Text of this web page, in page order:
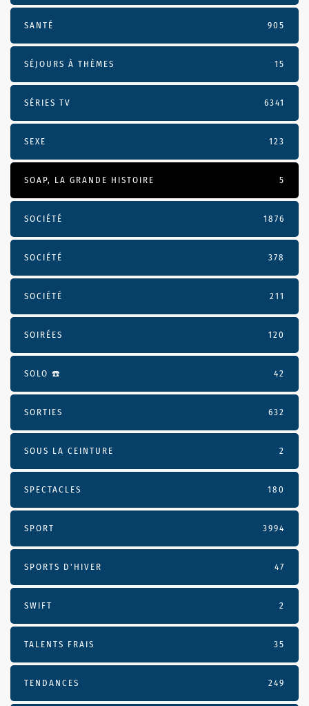
SANTÉ 905
SÉJOURS À THÈMES 15
SÉRIES TV 6341
SEXE 123
SOAP, LA GRANDE HISTOIRE 5
SOCIÉTÉ 1876
SOCIÉTÉ 378
SOCIÉTÉ 211
SOIRÉES 120
SOLO ☎️ 42
SORTIES 632
SOUS LA CEINTURE 2
SPECTACLES 180
SPORT 3994
SPORTS D'HIVER 47
SWIFT 2
TALENTS FRAIS 35
TENDANCES 249